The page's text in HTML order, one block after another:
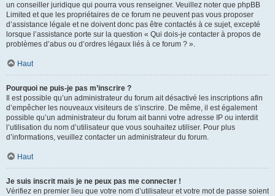
un conseiller juridique qui pourra vous renseigner. Veuillez noter que phpBB
Limited et que les propriétaires de ce forum ne peuvent pas vous proposer
d’assistance légale et ne doivent donc pas être contactés à ce sujet, excepté
lorsque l’assistance porte sur la question « Qui dois-je contacter à propos de
problèmes d’abus ou d’ordres légaux liés à ce forum ? ».
Haut
Pourquoi ne puis-je pas m’inscrire ?
Il est possible qu’un administrateur du forum ait désactivé les inscriptions afin
d’empêcher les nouveaux visiteurs de s’inscrire. De même, il est également
possible qu’un administrateur du forum ait banni votre adresse IP ou interdit
l’utilisation du nom d’utilisateur que vous souhaitez utiliser. Pour plus
d’informations, veuillez contacter un administrateur du forum.
Haut
Je suis inscrit mais je ne peux pas me connecter !
Vérifiez en premier lieu que votre nom d’utilisateur et votre mot de passe soient